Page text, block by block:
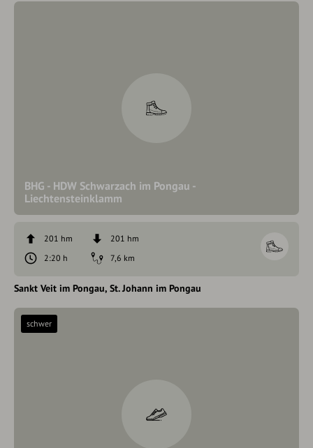
BHG - HDW Schwarzach im Pongau -
Liechtensteinklamm
201 hm
201 hm
2:20 h
7,6 km
Sankt Veit im Pongau St. Johann im Pongau
schwer